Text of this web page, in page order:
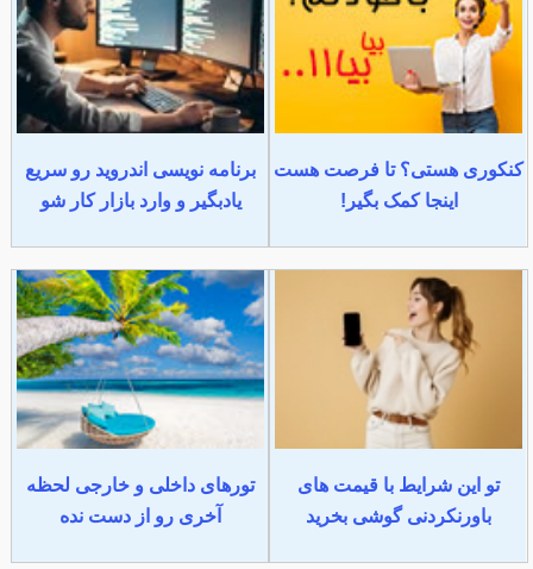
کنکوری هستی؟ تا فرصت هست
اینجا کمک بگیر!
برنامه نویسی اندروید رو سریع
یادبگیر و وارد بازار کار شو
تو این شرایط با قیمت های
باورنکردنی گوشی بخرید
تورهای داخلی و خارجی لحظه
آخری رو از دست نده